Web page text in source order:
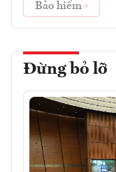
Bảo hiểm
Đừng bỏ lỡ